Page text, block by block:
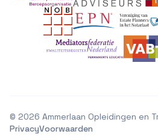
© 2026 Ammerlaan Opleidingen en
PrivacyVoorwaarden